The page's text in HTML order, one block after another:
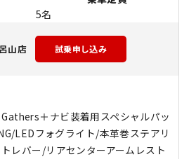
5名
山店
＋ナビ装着用スペシャルパッ
LEDフォグライト/本革巻ステアリ
レバー/リアセンターアームレスト